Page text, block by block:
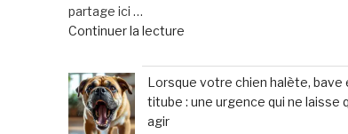
la
des
testicules
suscite
partage ici …
Continuer la lecturede
Avocats
&
Associés
Lorsque votre chien halète,
titube : une urgence qui ne laisse
agir